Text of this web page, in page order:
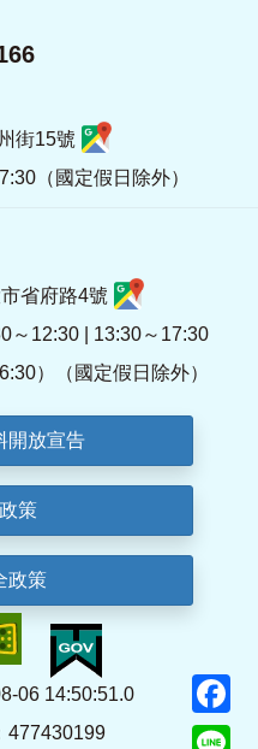
街15號
（國定假日除外）
省府路4號
～12:30 | 13:30～17:30
）（國定假日除外）
開放宣告
策
政策
06 14:50:51.0
477430199